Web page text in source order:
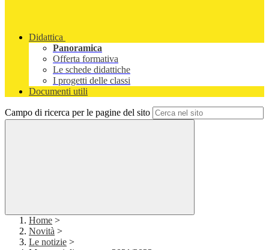
Didattica
Panoramica
Offerta formativa
Le schede didattiche
I progetti delle classi
Documenti utili
Campo di ricerca per le pagine del sito
Home >
Novità >
Le notizie >